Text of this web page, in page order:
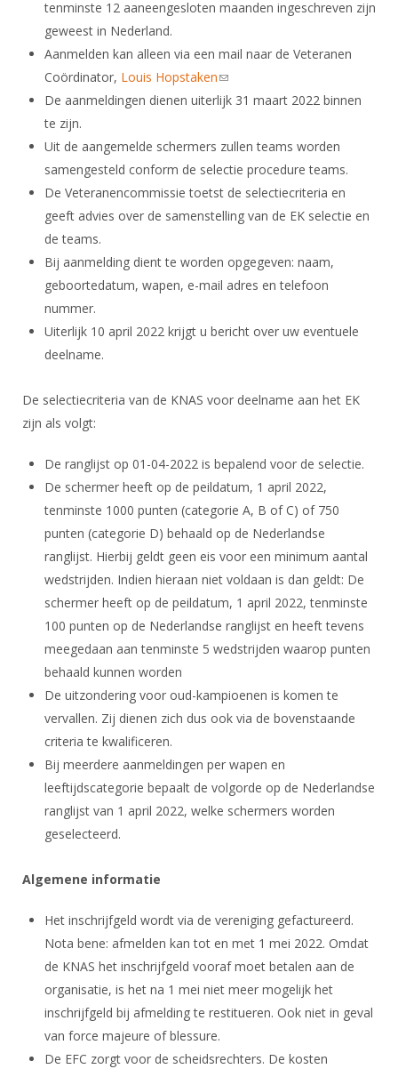
tenminste 12 aaneengesloten maanden ingeschreven zijn
geweest in Nederland.
Aanmelden kan alleen via een mail naar de Veteranen
Coördinator, Louis Hopstaken(link sends e-mail)
De aanmeldingen dienen uiterlijk 31 maart 2022 binnen
te zijn.
Uit de aangemelde schermers zullen teams worden
samengesteld conform de selectie procedure teams.
De Veteranencommissie toetst de selectiecriteria en
geeft advies over de samenstelling van de EK selectie en
de teams.
Bij aanmelding dient te worden opgegeven: naam,
geboortedatum, wapen, e-mail adres en telefoon
nummer.
Uiterlijk 10 april 2022 krijgt u bericht over uw eventuele
deelname.
De selectiecriteria van de KNAS voor deelname aan het EK
zijn als volgt:
De ranglijst op 01-04-2022 is bepalend voor de selectie.
De schermer heeft op de peildatum, 1 april 2022,
tenminste 1000 punten (categorie A, B of C) of 750
punten (categorie D) behaald op de Nederlandse
ranglijst. Hierbij geldt geen eis voor een minimum aantal
wedstrijden. Indien hieraan niet voldaan is dan geldt: De
schermer heeft op de peildatum, 1 april 2022, tenminste
100 punten op de Nederlandse ranglijst en heeft tevens
meegedaan aan tenminste 5 wedstrijden waarop punten
behaald kunnen worden
De uitzondering voor oud-kampioenen is komen te
vervallen. Zij dienen zich dus ook via de bovenstaande
criteria te kwalificeren.
Bij meerdere aanmeldingen per wapen en
leeftijdscategorie bepaalt de volgorde op de Nederlandse
ranglijst van 1 april 2022, welke schermers worden
geselecteerd.
Algemene informatie
Het inschrijfgeld wordt via de vereniging gefactureerd.
Nota bene: afmelden kan tot en met 1 mei 2022. Omdat
de KNAS het inschrijfgeld vooraf moet betalen aan de
organisatie, is het na 1 mei niet meer mogelijk het
inschrijfgeld bij afmelding te restitueren. Ook niet in geval
van force majeure of blessure.
De EFC zorgt voor de scheidsrechters. De kosten